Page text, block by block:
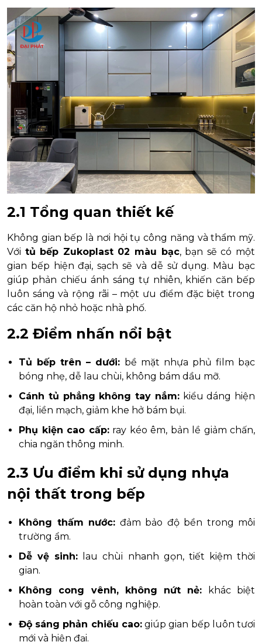
2.1 Tổng quan thiết kế
Không gian bếp là nơi hội tụ công năng và thẩm mỹ.
Với tủ bếp Zukoplast 02 màu bạc, bạn sẽ có một
gian bếp hiện đại, sạch sẽ và dễ sử dụng. Màu bạc
giúp phản chiếu ánh sáng tự nhiên, khiến căn bếp
luôn sáng và rộng rãi – một ưu điểm đặc biệt trong
các căn hộ nhỏ hoặc nhà phố.
2.2 Điểm nhấn nổi bật
Tủ bếp trên – dưới: bề mặt nhựa phủ film bạc
bóng nhẹ, dễ lau chùi, không bám dầu mỡ.
Cánh tủ phẳng không tay nắm:kiểu dáng hiện
đại, liền mạch, giảm khe hở bám bụi.
Phụ kiện cao cấp:ray kéo êm, bản lề giảm chấn,
chia ngăn thông minh.
2.3 Ưu điểm khi sử dụng nhựa
nội thất trong bếp
Không thấm nước: đảm bảo độ bền trong môi
trường ẩm.
Dễ vệ sinh: lau chùi nhanh gọn, tiết kiệm thời
gian.
Không cong vênh, không nứt nẻ: khác biệt
hoàn toàn với gỗ công nghiệp.
Độ sáng phản chiếu cao:giúp gian bếp luôn tươi
mới và hiện đại.